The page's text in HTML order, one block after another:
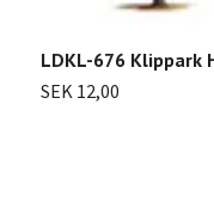
LDKL-676 Klippark
SEK 12,00